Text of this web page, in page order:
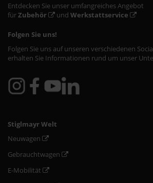
Entdecken Sie unser umfangreiches Angebot
fürZubehör und Werkstattservice
Folgen Sie uns!
Folgen Sie uns auf unseren verschiedenen
erhalten Sie Informationen rund um unser
Stiglmayr Welt
Neuwagen
Gebrauchtwagen
E-Mobilität